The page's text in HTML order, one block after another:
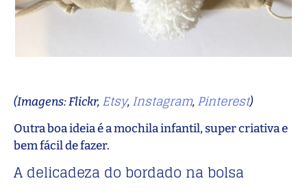
(Imagens: Flickr, Etsy, Instagram, Pinterest)
Outra boa ideia é a mochila infantil, super criativa e
bem fácil de fazer.
A delicadeza do bordado na bolsa